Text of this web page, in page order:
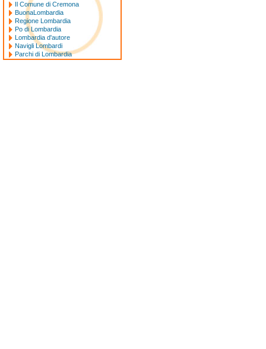
Il Comune di Cremona
BuonaLombardia
Regione Lombardia
Po di Lombardia
Lombardia d'autore
Navigli Lombardi
Parchi di Lombardia